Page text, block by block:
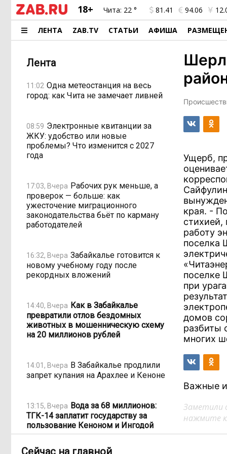
18+ Чита: 22 ° 81.41 94.06
ЛЕНТА ZAB.TV СТАТЬИ АФИША
Лента
11:02 Одна метеостанция на весь
город: как Чита не замечает ливней
08:59 Электронные квитанции за
ЖКУ: удобство или новые
проблемы? Что изменится с 2027
года
17:03, Вчера Рабочих рук меньше, а
проверок — больше: как
ужесточение миграционного
законодательства бьёт по карману
работодателей
16:32, Вчера Забайкалье готовится к
новому учебному году после
рекордных вложений
14:40, Вчера Как в Забайкалье
превратили отлов бездомных
животных в мошенническую схему
на 20 миллионов рублей
14:01, Вчера В Забайкалье продлили
запрет купания на Арахлее и Кеноне
13:15, Вчера Вода за 68 миллионов:
ТГК-14 заплатит государству за
пользование Кеноном и Ингодой
Ущерб,
края. -
работу
поселка
поселке
при
домов
разбиты
многих
Важные
Заметили
нажмите
Сейчас на главной